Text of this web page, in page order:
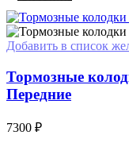
Добавить в список
Тормозные
Передние
7300 ₽